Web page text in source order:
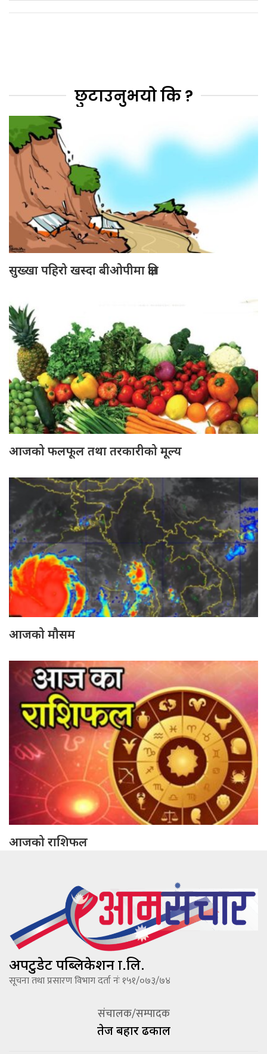
छुटाउनुभयो कि ?
सुख्खा पहिरो खस्दा बीओपीमा क्षति
आजको फलफूल तथा तरकारीको मूल्य
आजको मौसम
आजको राशिफल
अपटुडेट पब्लिकेशन प्रा.लि.
सूचना तथा प्रसारण विभाग दर्ता नंः १५१/०७३/७४
संचालक/सम्पादक
तेज बहादूर ढकाल